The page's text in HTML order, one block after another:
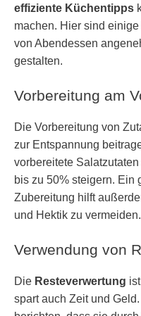
effiziente Küchentipps
machen. Hier sind
von Abendessen
gestalten.
Vorbereitung am
Die Vorbereitung von
zur Entspannung
vorbereitete
bis zu 50% steigern. Ein
Zubereitung hilft
und Hektik zu vermeiden.
Verwendung von
Die Resteverwertung
spart auch Zeit und